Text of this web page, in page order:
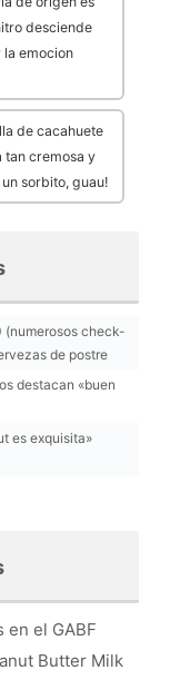
desciende
la emocion
de cacahuete
tan cremosa y
sorbito, guau!
check-
de postre
destacan «buen
es exquisita»
en el GABF
Butter Milk